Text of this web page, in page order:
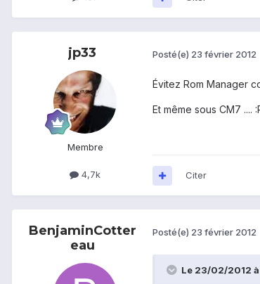
jp33
Membre
4,7k
Posté(e) 23 février 2012
Évitez Rom Manager
Et même sous CM7 ....
Citer
BenjaminCotter
eau
Posté(e) 23 février 2012
Le 23/02/2012